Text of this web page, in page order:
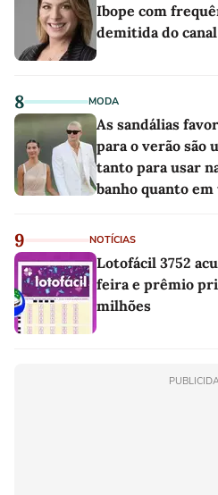
Ibope com
demitida do canal
8 MODA
As sandálias
para o verão são
tanto para usar
banho quanto
9 NOTÍCIAS
Lotofácil 3752
feira e prêmio
milhões